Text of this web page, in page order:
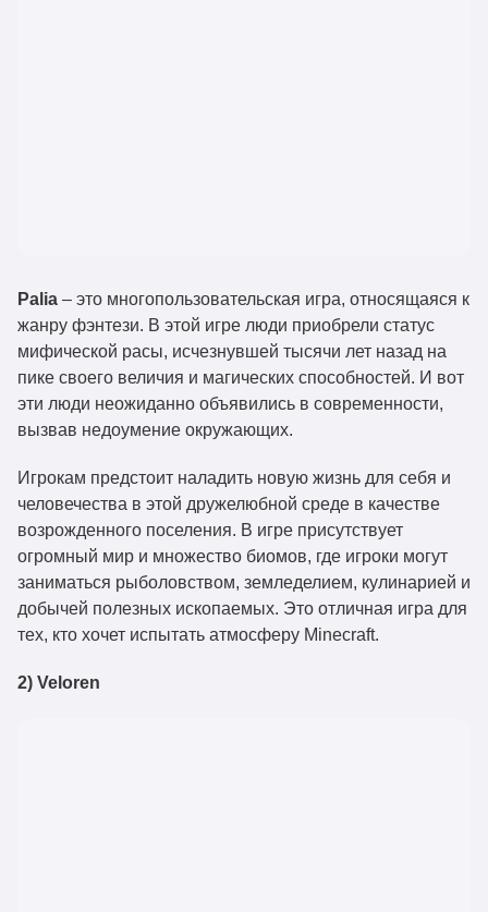
Palia – это многопользовательская игра, относящаяся к
жанру фэнтези. В этой игре люди приобрели статус
мифической расы, исчезнувшей тысячи лет назад на
пике своего величия и магических способностей. И вот
эти люди неожиданно объявились в современности,
вызвав недоумение окружающих.
Игрокам предстоит наладить новую жизнь для себя и
человечества в этой дружелюбной среде в качестве
возрожденного поселения. В игре присутствует
огромный мир и множество биомов, где игроки могут
заниматься рыболовством, земледелием, кулинарией и
добычей полезных ископаемых. Это отличная игра для
тех, кто хочет испытать атмосферу Minecraft.
2) Veloren